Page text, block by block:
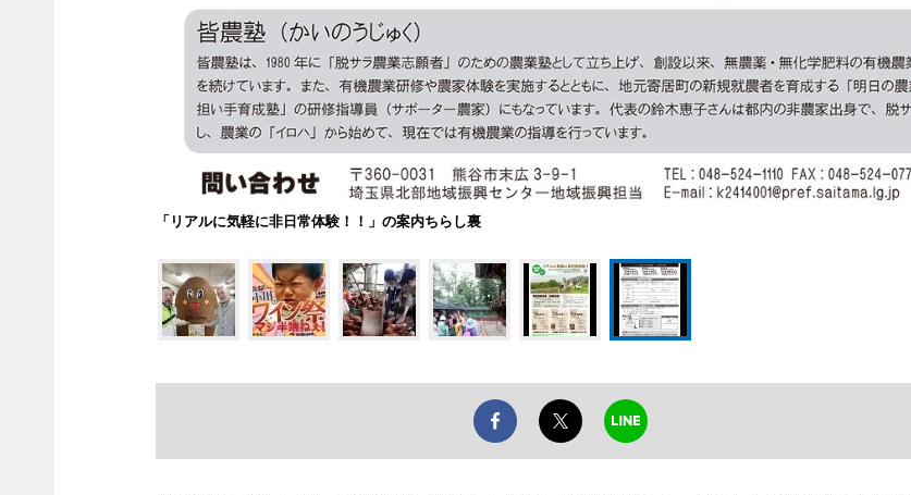
「リアルに気軽に非日常体験！！」の案内ちらし裏